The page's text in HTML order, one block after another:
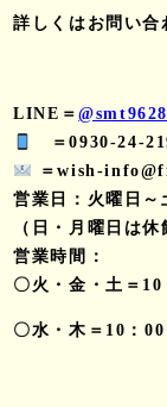
詳しくはお問い合
LINE＝
＝0930-24-
＝wish-
営業日：火曜日～
（日・月曜日は休
営業時間：
〇火・金・土＝
〇水・木＝10：